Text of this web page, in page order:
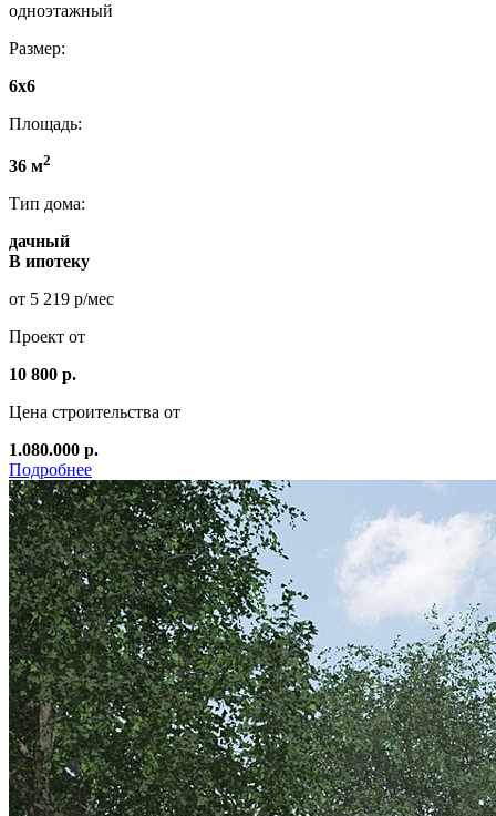
одноэтажный
Размер:
6x6
Площадь:
36 м2
Тип дома:
дачный
В ипотеку
от 5 219 р/мес
Проект от
10 800 р.
Цена строительства от
1.080.000 р.
Подробнее